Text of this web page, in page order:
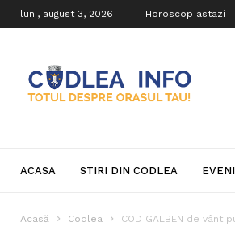
luni, august 3, 2026 Horoscop astazi
Info
ACASA STIRI DIN CODLEA
Acasă Codlea COD GALBEN de vânt